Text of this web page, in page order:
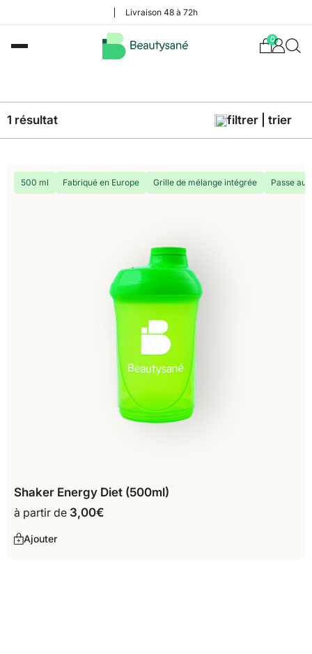
Livraison 48 à 72h
0
filtrer | trier
1 résultat
500 ml Fabriqué en Europe Grille de mélange intégrée Passe au
Shaker Energy Diet (500ml)
à partir de 3,00€
Ajouter